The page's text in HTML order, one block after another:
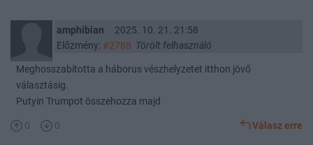
amphibian
2025. 10. 21. 21:58
Előzmény: #2788 Törölt felhasználó
Meghosszabította a háborus vészhelyzetet itthon jövő
választásig.
Putyin Trumpot összehozza majd
0 0 Válasz erre